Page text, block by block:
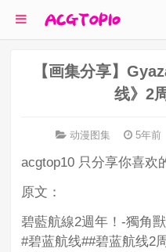
【画集分享】
线》2
动漫图集 5年前
acgtop10 只分享你喜欢
原文：
碧藍航線2週年！-獨角獸
#碧蓝航线##碧蓝航线2